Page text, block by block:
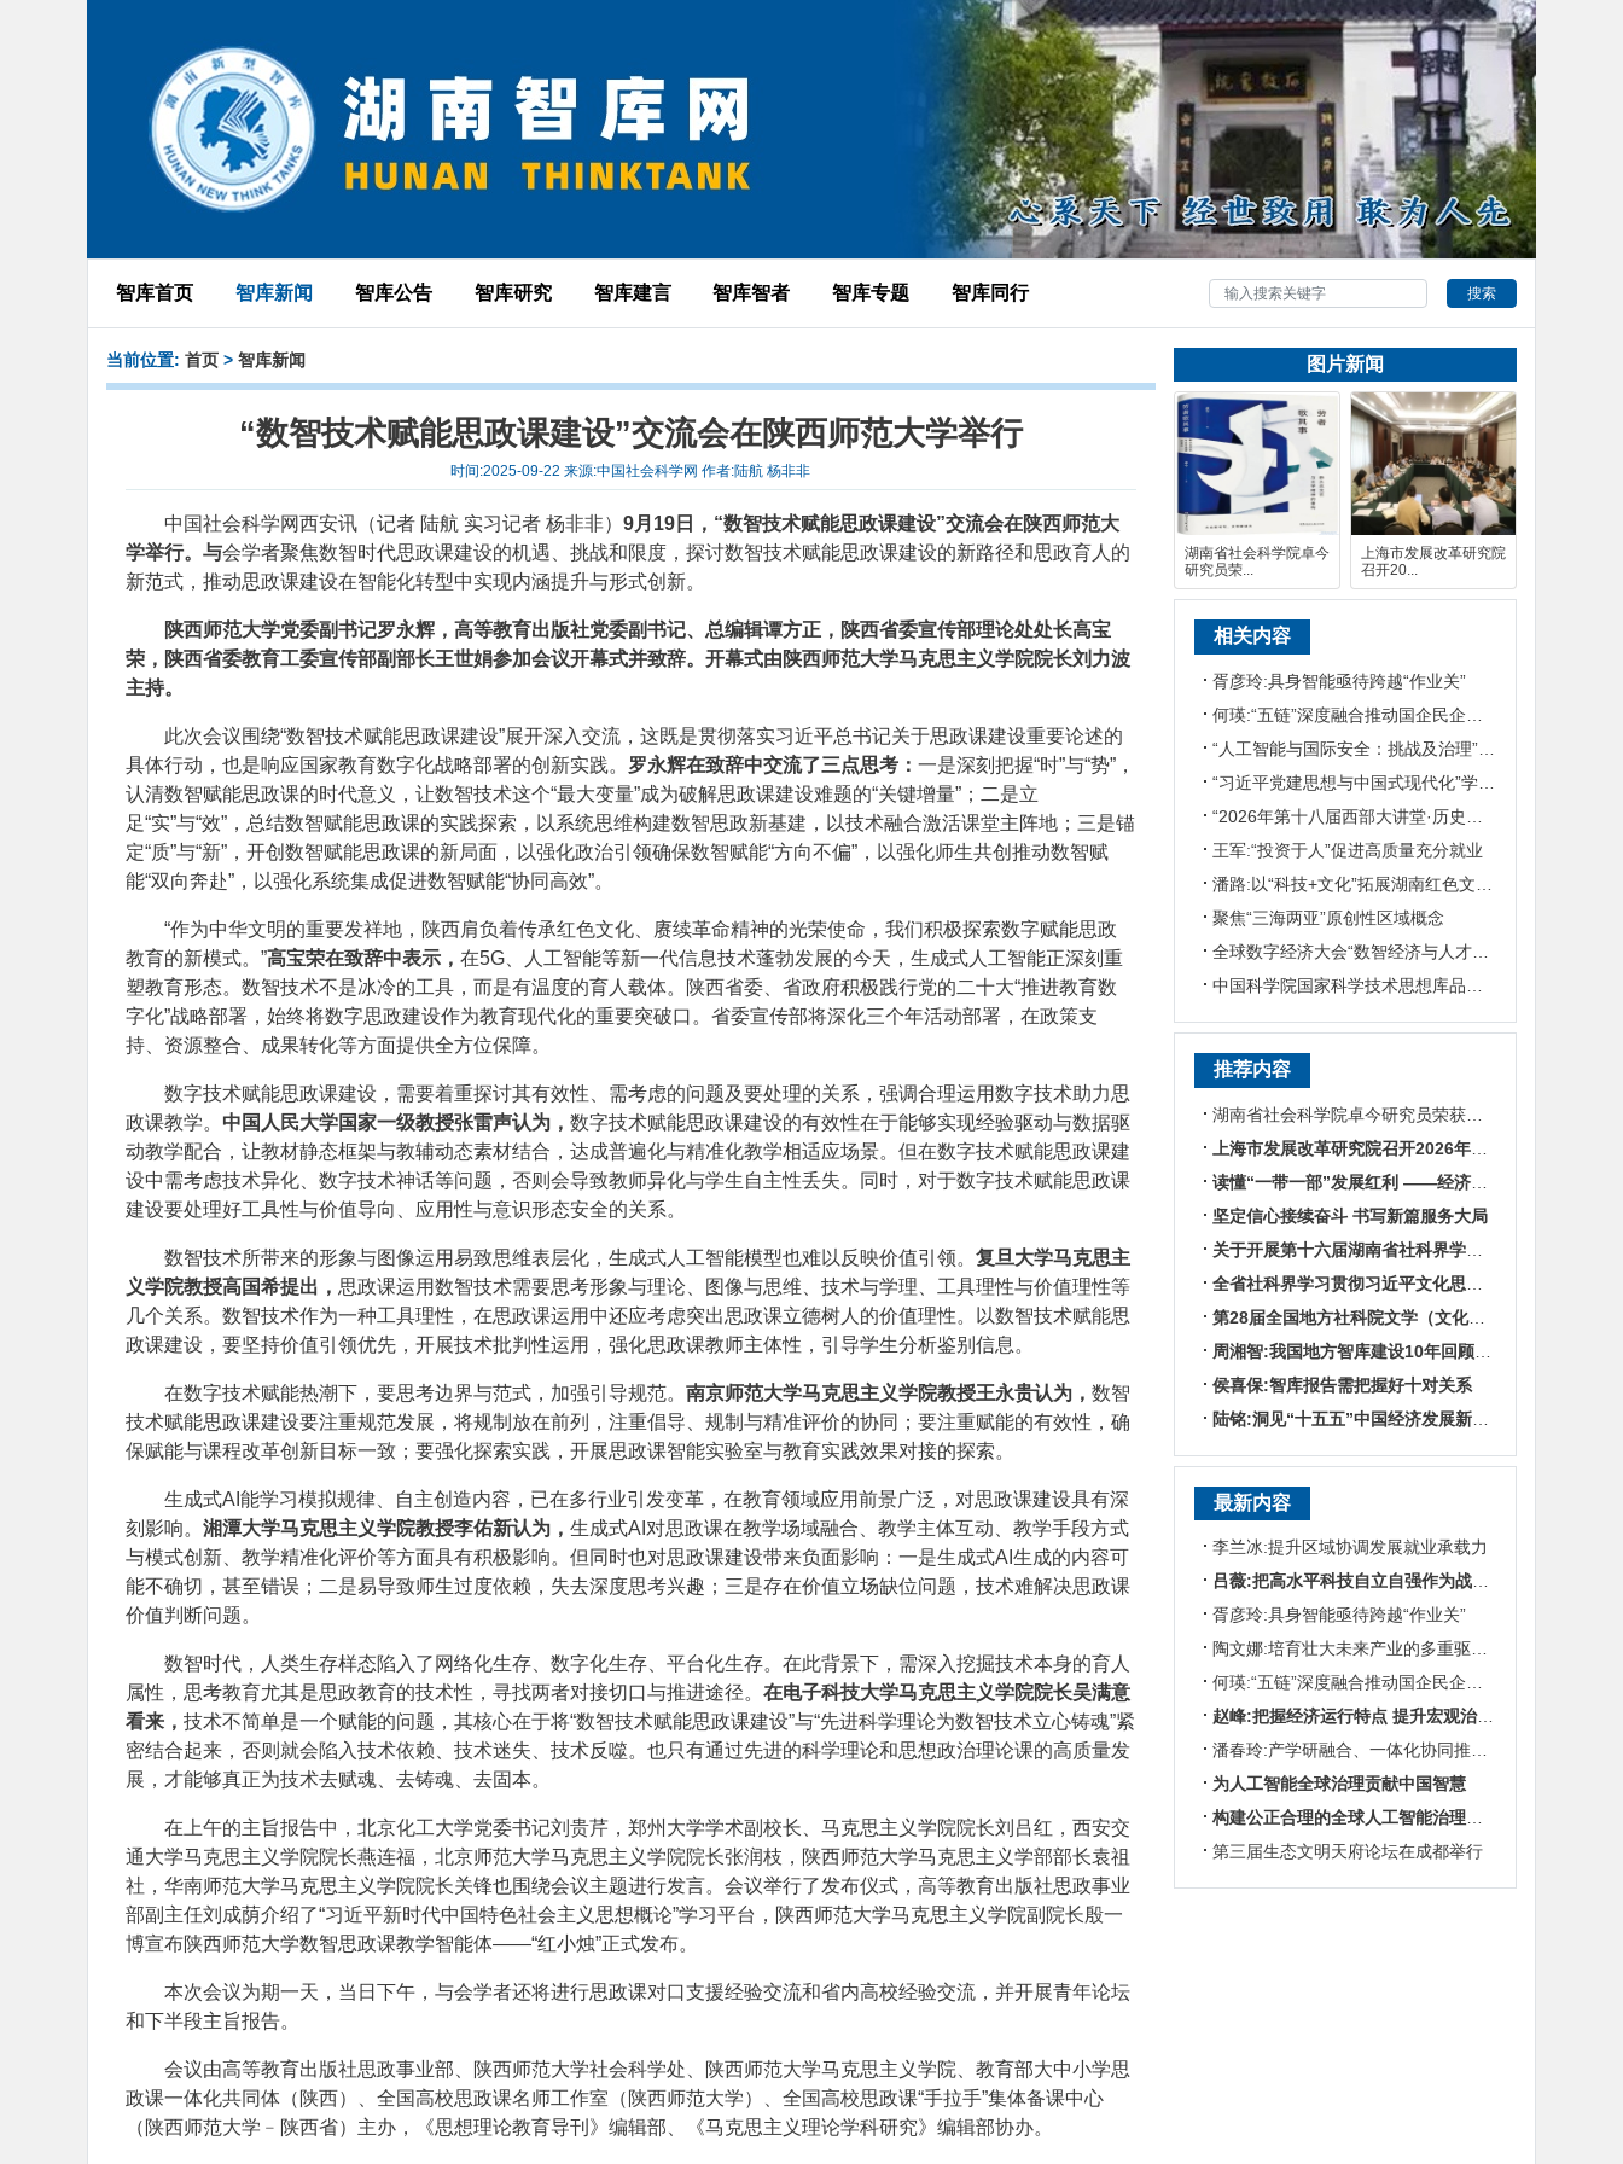
智库首页 智库新闻 智库公告 智库研究 智库建言 智库智者 智库专题 智库同行 搜索
当前位置: 首页 > 智库新闻
“数智技术赋能思政课建设”交流会在陕西师范大学举行
时间:2025-09-22 来源:中国社会科学网 作者:陆航 杨非非
中国社会科学网西安讯（记者 陆航 实习记者 杨非非） 9月19日，“数智技术赋能思政课建设”交流会在陕西师范大
学举行。与会学者聚焦数智时代思政课建设的机遇、挑战和限度，探讨数智技术赋能思政课建设的新路径和思政育人的
新范式，推动思政课建设在智能化转型中实现内涵提升与形式创新。
陕西师范大学党委副书记罗永辉，高等教育出版社党委副书记、总编辑谭方正，陕西省委宣传部理论处处长高宝
荣，陕西省委教育工委宣传部副部长王世娟参加会议开幕式并致辞。开幕式由陕西师范大学马克思主义学院院长刘力波
主持。
此次会议围绕“数智技术赋能思政课建设”展开深入交流，这既是贯彻落实习近平总书记关于思政课建设重要论述的
具体行动，也是响应国家教育数字化战略部署的创新实践。 罗永辉在致辞中交流了三点思考： 一是深刻把握“时”与“势”，
认清数智赋能思政课的时代意义，让数智技术这个“最大变量”成为破解思政课建设难题的“关键增量”；二是立
足“实”与“效”，总结数智赋能思政课的实践探索，以系统思维构建数智思政新基建，以技术融合激活课堂主阵地；三是锚
定“质”与“新”，开创数智赋能思政课的新局面，以强化政治引领确保数智赋能“方向不偏”，以强化师生共创推动数智赋
能“双向奔赴”，以强化系统集成促进数智赋能“协同高效”。
“作为中华文明的重要发祥地，陕西肩负着传承红色文化、赓续革命精神的光荣使命，我们积极探索数字赋能思政
教育的新模式。”高宝荣在致辞中表示， 在5G、人工智能等新一代信息技术蓬勃发展的今天，生成式人工智能正深刻重
塑教育形态。数智技术不是冰冷的工具，而是有温度的育人载体。陕西省委、省政府积极践行党的二十大“推进教育数
字化”战略部署，始终将数字思政建设作为教育现代化的重要突破口。省委宣传部将深化三个年活动部署，在政策支
持、资源整合、成果转化等方面提供全方位保障。
数字技术赋能思政课建设，需要着重探讨其有效性、需考虑的问题及要处理的关系，强调合理运用数字技术助力思
政课教学。 中国人民大学国家一级教授张雷声认为， 数字技术赋能思政课建设的有效性在于能够实现经验驱动与数据驱
动教学配合，让教材静态框架与教辅动态素材结合，达成普遍化与精准化教学相适应场景。但在数字技术赋能思政课建
设中需考虑技术异化、数字技术神话等问题，否则会导致教师异化与学生自主性丢失。同时，对于数字技术赋能思政课
建设要处理好工具性与价值导向、应用性与意识形态安全的关系。
数智技术所带来的形象与图像运用易致思维表层化，生成式人工智能模型也难以反映价值引领。 复旦大学马克思主
义学院教授高国希提出， 思政课运用数智技术需要思考形象与理论、图像与思维、技术与学理、工具理性与价值理性等
几个关系。数智技术作为一种工具理性，在思政课运用中还应考虑突出思政课立德树人的价值理性。以数智技术赋能思
政课建设，要坚持价值引领优先，开展技术批判性运用，强化思政课教师主体性，引导学生分析鉴别信息。
在数字技术赋能热潮下，要思考边界与范式，加强引导规范。 南京师范大学马克思主义学院教授王永贵认为， 数智
技术赋能思政课建设要注重规范发展，将规制放在前列，注重倡导、规制与精准评价的协同；要注重赋能的有效性，确
保赋能与课程改革创新目标一致；要强化探索实践，开展思政课智能实验室与教育实践效果对接的探索。
生成式AI能学习模拟规律、自主创造内容，已在多行业引发变革，在教育领域应用前景广泛，对思政课建设具有深
刻影响。 湘潭大学马克思主义学院教授李佑新认为， 生成式AI对思政课在教学场域融合、教学主体互动、教学手段方式
与模式创新、教学精准化评价等方面具有积极影响。但同时也对思政课建设带来负面影响：一是生成式AI生成的内容可
能不确切，甚至错误；二是易导致师生过度依赖，失去深度思考兴趣；三是存在价值立场缺位问题，技术难解决思政课
价值判断问题。
数智时代，人类生存样态陷入了网络化生存、数字化生存、平台化生存。在此背景下，需深入挖掘技术本身的育人
属性，思考教育尤其是思政教育的技术性，寻找两者对接切口与推进途径。 在电子科技大学马克思主义学院院长吴满意
看来， 技术不简单是一个赋能的问题，其核心在于将“数智技术赋能思政课建设”与“先进科学理论为数智技术立心铸魂”紧
密结合起来，否则就会陷入技术依赖、技术迷失、技术反噬。也只有通过先进的科学理论和思想政治理论课的高质量发
展，才能够真正为技术去赋魂、去铸魂、去固本。
在上午的主旨报告中，北京化工大学党委书记刘贵芹，郑州大学学术副校长、马克思主义学院院长刘吕红，西安交
通大学马克思主义学院院长燕连福，北京师范大学马克思主义学院院长张润枝，陕西师范大学马克思主义学部部长袁祖
社，华南师范大学马克思主义学院院长关锋也围绕会议主题进行发言。会议举行了发布仪式，高等教育出版社思政事业
部副主任刘成荫介绍了“习近平新时代中国特色社会主义思想概论”学习平台，陕西师范大学马克思主义学院副院长殷一
博宣布陕西师范大学数智思政课教学智能体——“红小烛”正式发布。
本次会议为期一天，当日下午，与会学者还将进行思政课对口支援经验交流和省内高校经验交流，并开展青年论坛
和下半段主旨报告。
会议由高等教育出版社思政事业部、陕西师范大学社会科学处、陕西师范大学马克思主义学院、教育部大中小学思
政课一体化共同体（陕西）、全国高校思政课名师工作室（陕西师范大学）、全国高校思政课“手拉手”集体备课中心
（陕西师范大学﹣陕西省）主办，《思想理论教育导刊》编辑部、《马克思主义理论学科研究》编辑部协办。
图片新闻
湖南省社会科学院卓今
研究员荣...
上海市发展改革研究院
召开20...
相关内容
胥彦玲:具身智能亟待跨越“作业关”
“人工智能与国际安全：挑战及治理”国际学术研讨会在京召开
“习近平党建思想与中国式现代化”学术研讨会在华东政法大学举行
王军:“投资于人”促进高质量充分就业
聚焦“三海两亚”原创性区域概念
全球数字经济大会“数智经济与人才培养”专题论坛举行
推荐内容
湖南省社会科学院卓今研究员荣获第九届鲁迅文学奖
上海市发展改革研究院召开2026年半年度工作会议
读懂“一带一部”发展红利 ——经济学专家谈湖南区位优势
坚定信心接续奋斗 书写新篇服务大局
关于开展第十六届湖南省社科界学术年会征文活动的通知
第28届全国地方社科院文学（文化）所所长联席会暨“数智时代地方文化IP建设”学术研讨
周湘智:我国地方智库建设10年回顾与展望
侯喜保:智库报告需把握好十对关系
陆铭:洞见“十五五”中国经济发展新趋势——对话上海交通大学中国发展研究院执行院长陆铭
最新内容
李兰冰:提升区域协调发展就业承载力
吕薇:把高水平科技自立自强作为战略支撑
胥彦玲:具身智能亟待跨越“作业关”
陶文娜:培育壮大未来产业的多重驱动机制
何瑛:“五链”深度融合推动国企民企协同发展
赵峰:把握经济运行特点 提升宏观治理效能
潘春玲:产学研融合、一体化协同推动农业科技创新
为人工智能全球治理贡献中国智慧
构建公正合理的全球人工智能治理体系
第三届生态文明天府论坛在成都举行